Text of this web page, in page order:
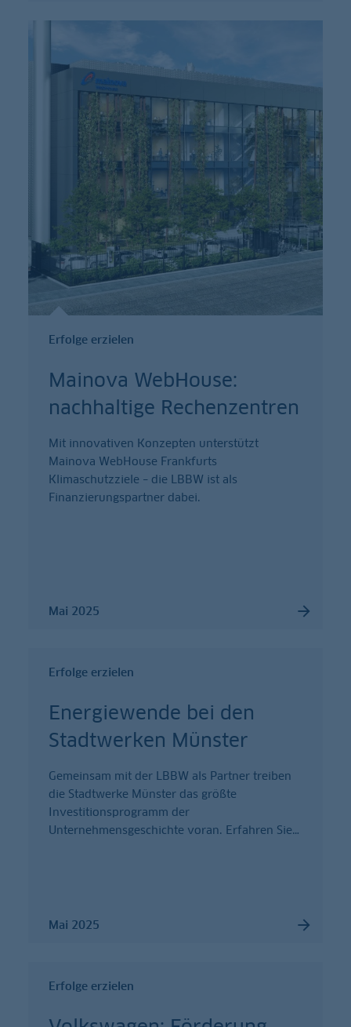
Erfolge erzielen
Mainova WebHouse:
nachhaltige Rechenzentren
Mit innovativen Konzepten unterstützt
Mainova WebHouse Frankfurts
Klimaschutzziele – die LBBW ist als
Finanzierungspartner dabei.
Mai 2025
Erfolge erzielen
Energiewende bei den
Stadtwerken Münster
Gemeinsam mit der LBBW als Partner treiben
die Stadtwerke Münster das größte
Investitionsprogramm der
Unternehmensgeschichte voran. Erfahren Sie…
Mai 2025
Erfolge erzielen